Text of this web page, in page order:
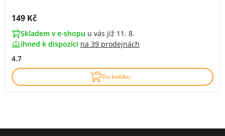
Cena s DPH:
149 Kč
Skladem v e-shopu u vás již 11. 8.
ihned k dispozici na 39 prodejnách
4.7
Do košíku